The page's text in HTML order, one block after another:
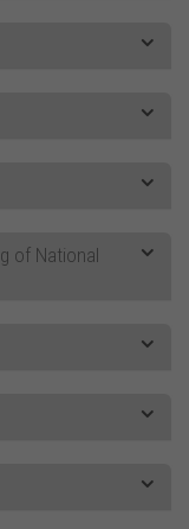
of National